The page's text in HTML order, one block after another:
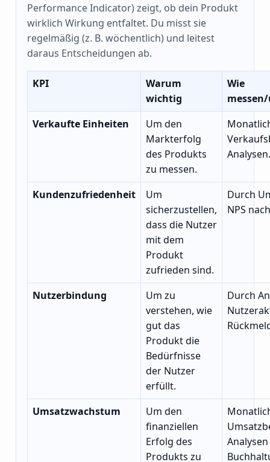
Performance Indicator) zeigt, ob dein Produkt
wirklich Wirkung entfaltet. Du misst sie
regelmäßig (z. B. wöchentlich) und leitest
daraus Entscheidungen ab.
KPI
Warum
wichtig
Wie
Verkaufte Einheiten
Um den
Markterfolg
des Produkts
zu messen.
Analysen.
Kundenzufriedenheit
Um
sicherzustellen,
dass die Nutzer
mit dem
Produkt
zufrieden sind.
Durch
NPS
Nutzerbindung
Um zu
verstehen, wie
gut das
Produkt die
Bedürfnisse
der Nutzer
erfüllt.
Durch
Umsatzwachstum
Um den
finanziellen
Erfolg des
Produkts zu